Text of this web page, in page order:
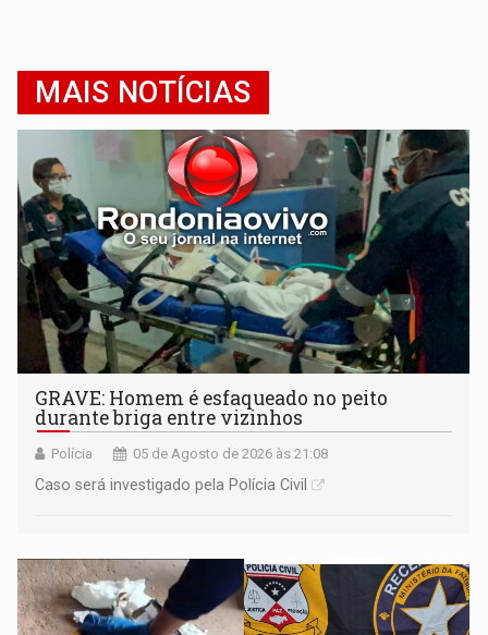
MAIS NOTÍCIAS
GRAVE: Homem é esfaqueado no peito
durante briga entre vizinhos
Polícia 05 de Agosto de 2026 às 21:08
Caso será investigado pela Polícia Civil